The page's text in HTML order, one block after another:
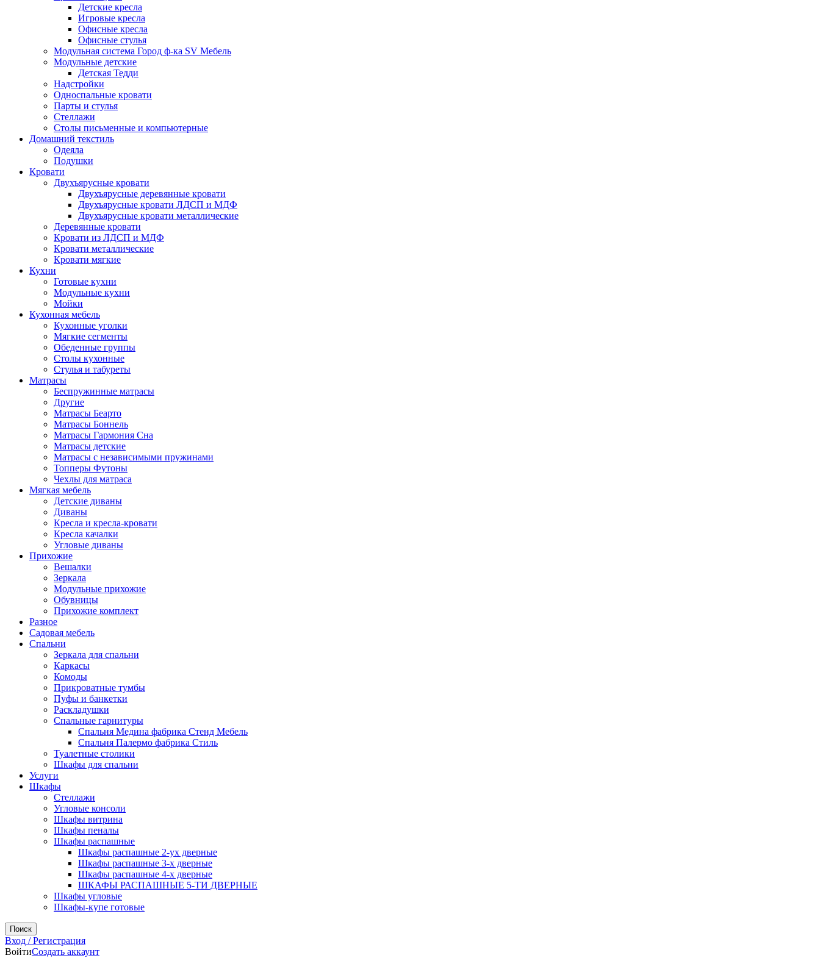
Детские кресла
Игровые кресла
Офисные кресла
Офисные стулья
Модульная система Город ф-ка SV Мебель
Модульные детские
Детская Тедди
Надстройки
Односпальные кровати
Парты и стулья
Стеллажи
Столы письменные и компьютерные
Домашний текстиль
Одеяла
Подушки
Кровати
Двухъярусные кровати
Двухъярусные деревянные кровати
Двухъярусные кровати ЛДСП и МДФ
Двухъярусные кровати металлические
Деревянные кровати
Кровати из ЛДСП и МДФ
Кровати металлические
Кровати мягкие
Кухни
Готовые кухни
Модульные кухни
Мойки
Кухонная мебель
Кухонные уголки
Мягкие сегменты
Обеденные группы
Столы кухонные
Стулья и табуреты
Матрасы
Беспружинные матрасы
Другие
Матрасы Беарто
Матрасы Боннель
Матрасы Гармония Сна
Матрасы детские
Матрасы с независимыми пружинами
Топперы Футоны
Чехлы для матраса
Мягкая мебель
Детские диваны
Диваны
Кресла и кресла-кровати
Кресла качалки
Угловые диваны
Прихожие
Вешалки
Зеркала
Модульные прихожие
Обувницы
Прихожие комплект
Разное
Садовая мебель
Спальни
Зеркала для спальни
Каркасы
Комоды
Прикроватные тумбы
Пуфы и банкетки
Раскладушки
Спальные гарнитуры
Спальня Медина фабрика Стенд Мебель
Спальня Палермо фабрика Стиль
Туалетные столики
Шкафы для спальни
Услуги
Шкафы
Стеллажи
Угловые консоли
Шкафы витрина
Шкафы пеналы
Шкафы распашные
Шкафы распашные 2-ух дверные
Шкафы распашные 3-х дверные
Шкафы распашные 4-х дверные
ШКАФЫ РАСПАШНЫЕ 5-ТИ ДВЕРНЫЕ
Шкафы угловые
Шкафы-купе готовые
Поиск
Вход / Регистрация
ВойтиСоздать аккаунт